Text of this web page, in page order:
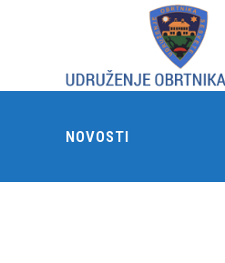
NOVOSTI